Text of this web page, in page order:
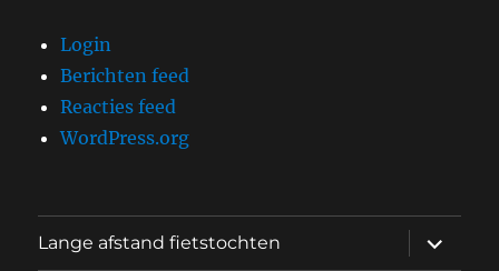
Login
Berichten feed
Reacties feed
WordPress.org
Lange afstand fietstochten